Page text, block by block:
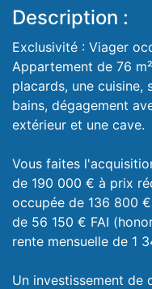
Description :
Exclusivité : Viager
Appartement de 76
placards, une cuisine,
bains, dégagement
extérieur et une cave.
Vous faites
de 190 000 € à prix
occupée de 136 800
de 56 150 € FAI
rente mensuelle de 1
Un investissement de